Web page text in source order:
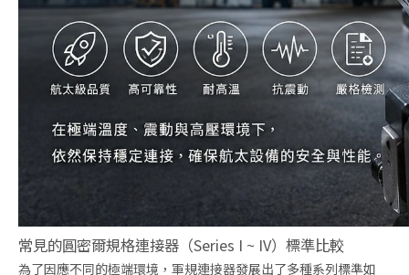
常見的圓密爾規格連接器（Series I ~ IV）標準比較
為了因應不同的極端環境，軍規連接器發展出了多種系列標準如